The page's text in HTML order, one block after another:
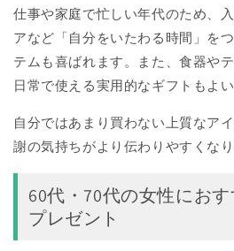
仕事や家庭で忙しい年代のため、
アなど「自分をいたわる時間」を
テムも喜ばれます。また、食器や
日常で使える実用的なギフトもよい
自分ではあまり買わない上質なア
謝の気持ちがより伝わりやすくなり
60代・70代の女性にお
プレゼント